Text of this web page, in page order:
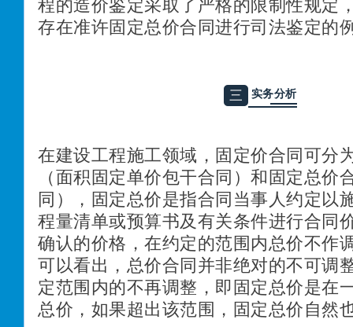
存在准许固定总价合同进行司法鉴定的
三 实务分析
在建设工程施工领域，固定价合同可分
（面积固定单价包干合同）和固定总价
同），固定总价是指合同当事人约定以
程量清单或预算书及有关条件进行合同
确认的价格，在约定的范围内总价不作
可以看出，总价合同并非绝对的不可调
定范围内的不再调整，即固定总价是在
总价，如果超出该范围，固定总价自然